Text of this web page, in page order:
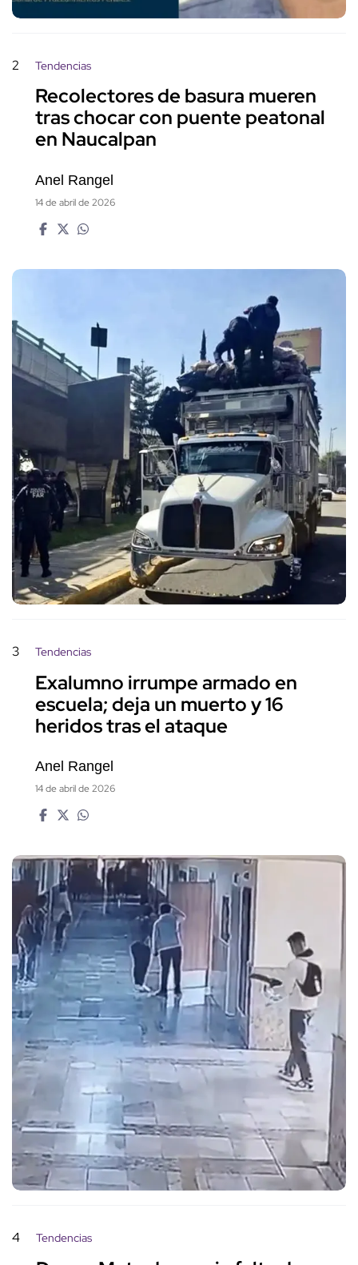
2 Tendencias
Recolectores de basura mueren
tras chocar con puente peatonal
en Naucalpan
Anel Rangel
14 de abril de 2026
3 Tendencias
Exalumno irrumpe armado en
escuela; deja un muerto y 16
heridos tras el ataque
Anel Rangel
14 de abril de 2026
4 Tendencias